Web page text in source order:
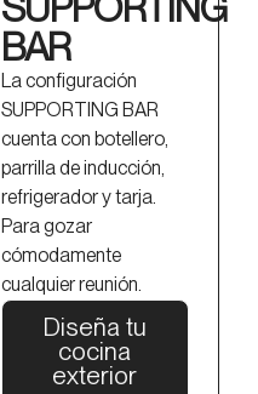
BAR
La configuración
SUPPORTING BAR
cuenta con botellero,
parrilla de inducción,
refrigerador y tarja.
Para gozar
cómodamente
cualquier reunión.
Diseña tu
cocina
exterior